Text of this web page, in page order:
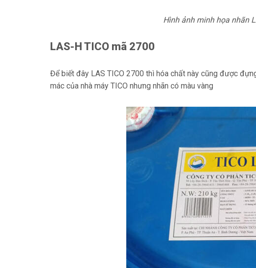
Hình ảnh minh họa nhãn
LAS-H TICO mã 2700
Để biết đây LAS TICO 2700 thì hóa chất này cũng được
mác của nhà máy TICO nhưng nhãn có màu vàng